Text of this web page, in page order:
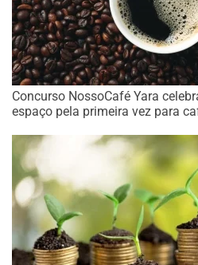
Concurso NossoCafé Yara
espaço pela primeira vez para